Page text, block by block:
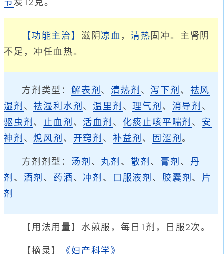
节 炭12克。
【功能主治】 滋阴 凉血 ， 清热 固冲。主肾阴
不足，冲任血热。
方剂类型： 解表剂 、清热剂 、 泻下剂 、 祛风
湿剂 、祛湿利水剂 、温里剂 、理气剂 、 消导剂 、
驱虫剂 、 止血剂 、 活血剂 、 化痰止咳平喘剂 、 安
神剂 、熄风剂 、 开窍剂 、 补益剂 、 固涩剂。
方剂剂型： 汤剂 、 丸剂 、 散剂 、 膏剂 、 丹
剂 、 酒剂 、 药酒 、 冲剂 、 口服液剂 、 胶囊剂 、 片
剂
【用法用量】水煎服，每日1剂，日服2次。
【摘录】 《妇产科学》